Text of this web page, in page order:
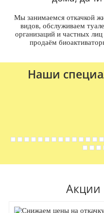
Мы занимаемся откачкой
видов, обслуживаем
организаций и частных
продаём
Наши
Акции